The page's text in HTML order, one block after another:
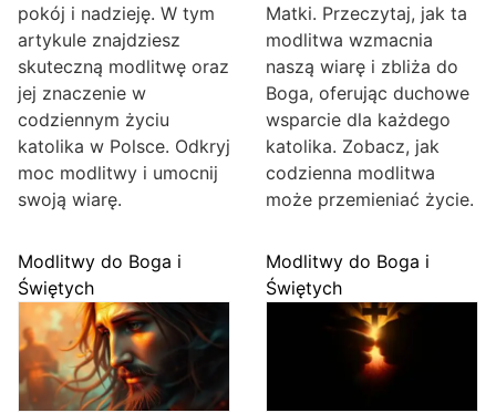
pokój i nadzieję. W tym
artykule znajdziesz
skuteczną modlitwę oraz
jej znaczenie w
codziennym życiu
katolika w Polsce. Odkryj
moc modlitwy i umocnij
swoją wiarę.
Matki. Przeczytaj, jak ta
modlitwa wzmacnia
naszą wiarę i zbliża do
Boga, oferując duchowe
wsparcie dla każdego
katolika. Zobacz, jak
codzienna modlitwa
może przemieniać życie.
Modlitwy do Boga i
Świętych
Modlitwy do Boga i
Świętych